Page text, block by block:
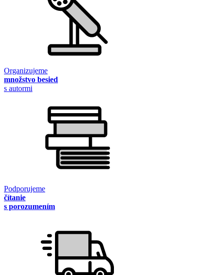
Organizujeme
množstvo besied
s autormi
Podporujeme
čítanie
s porozumením